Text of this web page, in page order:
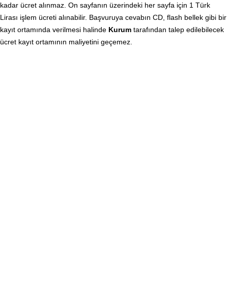
kadar ücret alınmaz. On sayfanın üzerindeki her sayfa için 1 Türk
Lirası işlem ücreti alınabilir. Başvuruya cevabın CD, flash bellek gibi bir
kayıt ortamında verilmesi halinde Kurum tarafından talep edilebilecek
ücret kayıt ortamının maliyetini geçemez.